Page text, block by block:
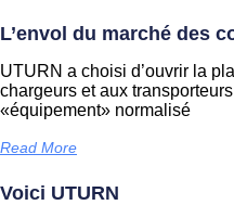
L’envol du marché des
UTURN a choisi d’ouvrir la
chargeurs et aux
«équipement» normalisé
Read More
Voici UTURN